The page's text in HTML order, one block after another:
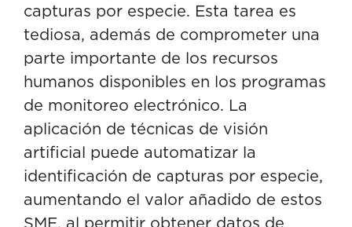
capturas por especie. Esta tarea es
tediosa, además de comprometer una
parte importante de los recursos
humanos disponibles en los programas
de monitoreo electrónico. La
aplicación de técnicas de visión
artificial puede automatizar la
identificación de capturas por especie,
aumentando el valor añadido de estos
SME, al permitir obtener datos de